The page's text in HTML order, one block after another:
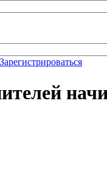
Зарегистрироваться